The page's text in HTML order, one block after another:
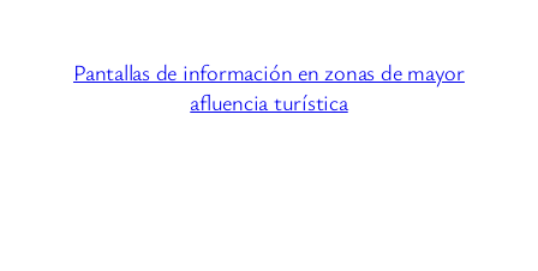
Pantallas de información en zonas de mayor
afluencia turística